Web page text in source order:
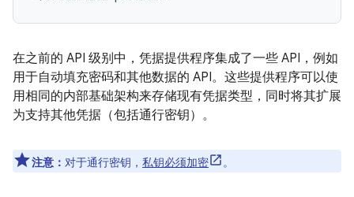
在之前的 API 级别中，凭据提供程序集成了一些 API，例如
用于自动填充密码和其他数据的 API。这些提供程序可以使
用相同的内部基础架构来存储现有凭据类型，同时将其扩展
为支持其他凭据（包括通行密钥）。
注意： 对于通行密钥， 私钥必须加密 。